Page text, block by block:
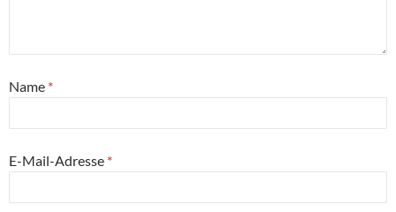
Name *
E-Mail-Adresse *